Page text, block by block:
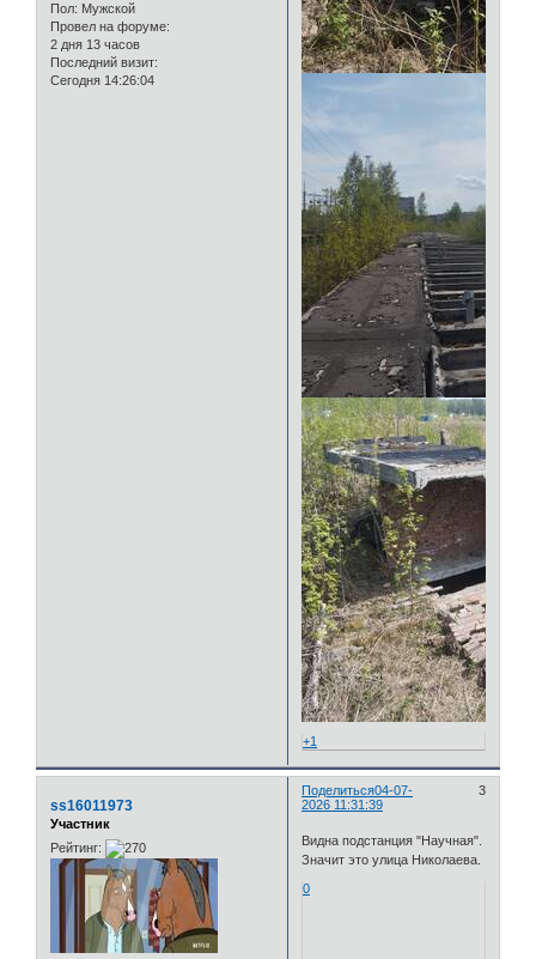
Пол: Мужской
Провел на форуме:
2 дня 13 часов
Последний визит:
Сегодня 14:26:04
+1
Поделиться 3
04-07-
2026 11:31:39
ss16011973
Участник
Рейтинг:
Видна подстанция "Научная".
Значит это улица Николаева.
0